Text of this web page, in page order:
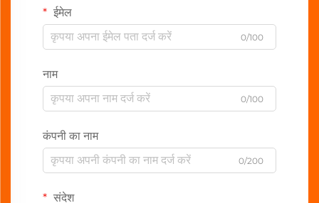
ईमेल
0/100
नाम
0/100
कंपनी का नाम
0/200
संदेश